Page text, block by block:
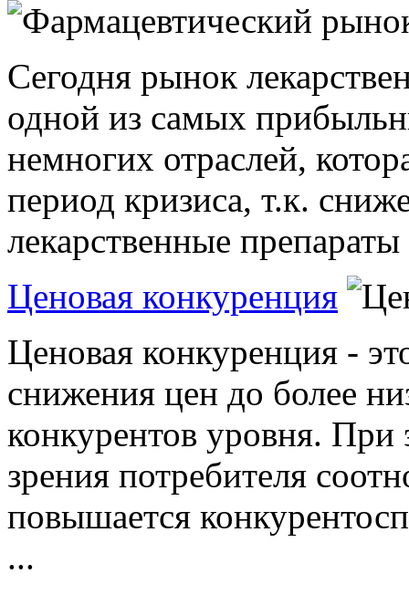
Сегодня рынок
одной из самых
немногих отраслей,
период кризиса, т.к.
лекарственные
Ценовая конкуренция
Ценовая конкуренция -
снижения цен до более
конкурентов уровня. При
зрения потребителя
повышается
...